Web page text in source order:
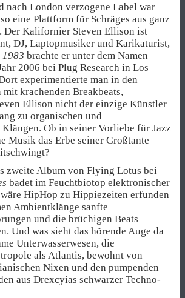
nach London verzogene Label war
eine Plattform für Schräges aus ganz
Der Kalifornier Steven Ellison ist
DJ, Laptopmusiker und Karikaturist,
1983 brachte er unter dem Namen
2006 bei Plug Research in Los
experimentierte man in den
mit krachenden Breakbeats,
Ellison nicht der einzige Künstler
zu organischen und
Ob in seiner Vorliebe für Jazz
Musik das Erbe seiner Großtante
zweite Album von Flying Lotus bei
badet im Feuchtbiotop elektronischer
HipHop zu Hippiezeiten erfunden
Ambientklänge sanfte
und die brüchigen Beats
Und was sieht das hörende Auge da
Unterwasserwesen, die
als Atlantis, bewohnt von
Nixen und den pumpenden
aus Drexcyias schwarzer Techno-